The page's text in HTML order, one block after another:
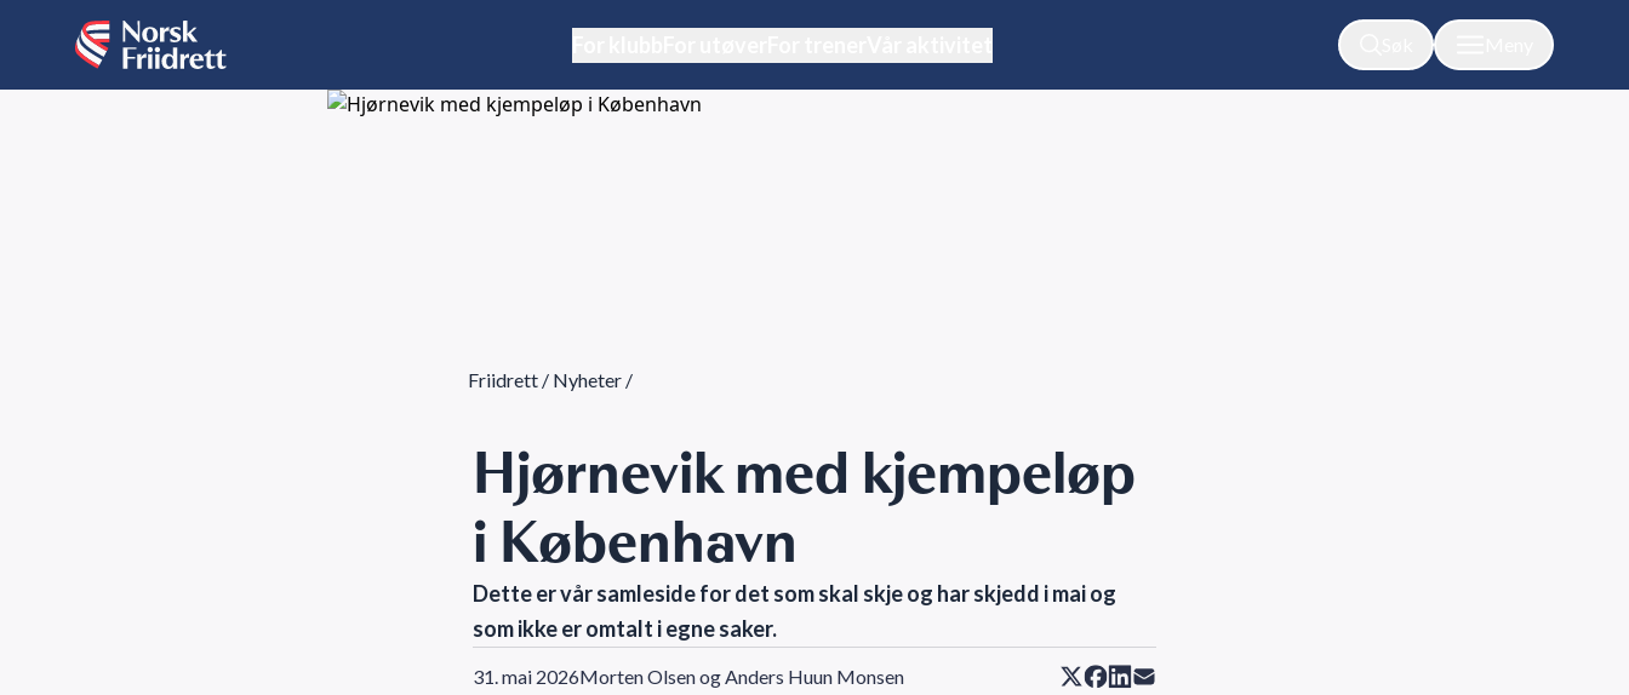
Friidrett / Nyheter /
Hjørnevik med kjempeløp
i København
Dette er vår samleside for det som skal skje og har skjedd i mai og
som ikke er omtalt i egne saker.
31. mai 2026Morten Olsen og Anders Huun Monsen